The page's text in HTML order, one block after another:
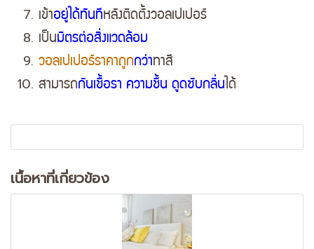
เข้าอยู่ได้ทันทีหลังติดตั้งวอลเปเปอร์
เป็นมิตรต่อสิ่งแวดล้อม
วอลเปเปอร์ราคาถูกกว่าทาสี
สามารถกันเชื้อรา ความชื้น ดูดซับกลิ่น ได้
เนื้อหาที่เกี่ยวข้อง